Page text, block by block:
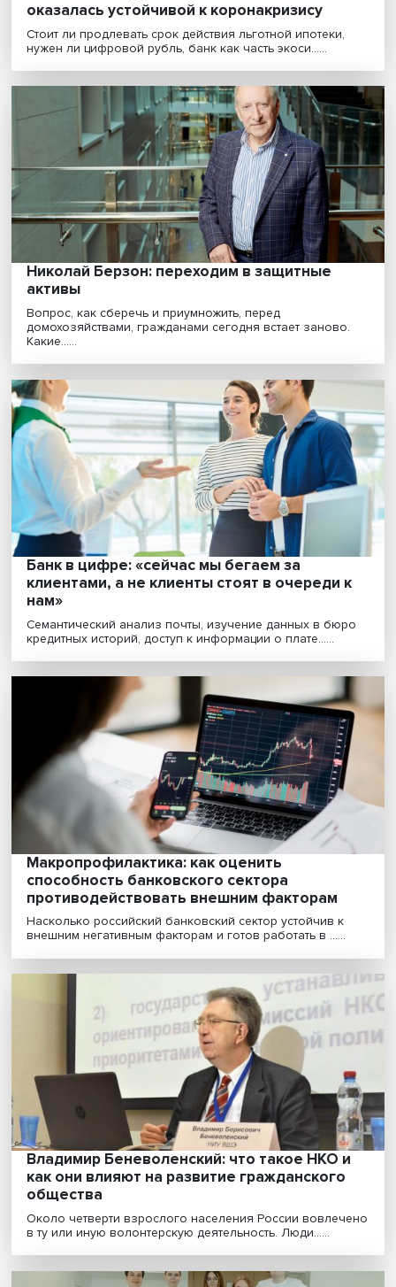
Василий Солодков: банковская система
оказалась устойчивой к коронакризису
Стоит ли продлевать срок действия льготной ипотеки,
нужен ли цифровой рубль, банк как часть экоси......
Николай Берзон: переходим в защитные
активы
Вопрос, как сберечь и приумножить, перед
домохозяйствами, гражданами сегодня встает
Какие......
Банк в цифре: «сейчас мы бегаем за
клиентами, а не клиенты стоят в очереди
нам»
Семантический анализ почты, изучение данных в
кредитных историй, доступ к информации о плате......
Макропрофилактика: как оценить
способность банковского сектора
противодействовать внешним факторам
Насколько российский банковский сектор устойчив к
внешним негативным факторам и готов работать в